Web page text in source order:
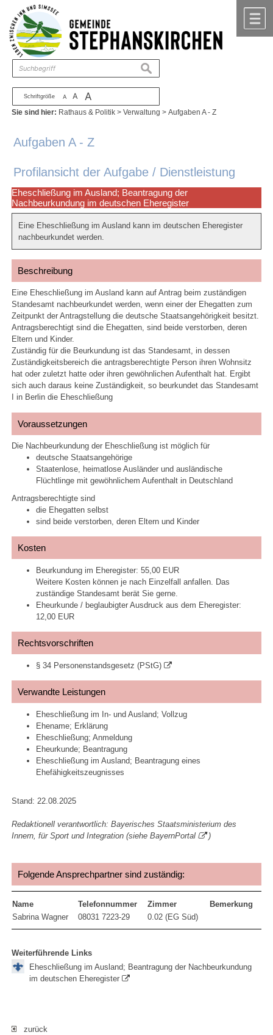
Zum Inhalt ,zur Navigation
Schriftgröße A A A
suchen
Sie sind hier: Rathaus & Politik >Verwaltung >Aufgaben A - Z
Aufgaben A - Z
Profilansicht der Aufgabe / Dienstleistung
Eheschließung im Ausland; Beantragung der
Nachbeurkundung im deutschen Eheregister
Eine Eheschließung im Ausland kann im deutschen Eheregister
nachbeurkundet werden.
Beschreibung
Eine Eheschließung im Ausland kann auf Antrag beim zuständigen
Standesamt nachbeurkundet werden, wenn einer der Ehegatten zum
Zeitpunkt der Antragstellung die deutsche Staatsangehörigkeit besitzt.
Antragsberechtigt sind die Ehegatten, sind beide verstorben, deren
Eltern und Kinder.
Zuständig für die Beurkundung ist das Standesamt, in dessen
Zuständigkeitsbereich die antragsberechtigte Person ihren Wohnsitz
hat oder zuletzt hatte oder ihren gewöhnlichen Aufenthalt hat. Ergibt
sich auch daraus keine Zuständigkeit, so beurkundet das Standesamt
I in Berlin die Eheschließung
Voraussetzungen
Die Nachbeurkundung der Eheschließung ist möglich für
deutsche Staatsangehörige
Staatenlose, heimatlose Ausländer und ausländische
Flüchtlinge mit gewöhnlichem Aufenthalt in Deutschland
Antragsberechtigte sind
die Ehegatten selbst
sind beide verstorben, deren Eltern und Kinder
Kosten
Beurkundung im Eheregister: 55,00 EUR
Weitere Kosten können je nach Einzelfall anfallen. Das
zuständige Standesamt berät Sie gerne.
Eheurkunde / beglaubigter Ausdruck aus dem Eheregister:
12,00 EUR
Rechtsvorschriften
§ 34 Personenstandsgesetz (PStG)
Verwandte Leistungen
Eheschließung im In- und Ausland; Vollzug
Ehename; Erklärung
Eheschließung; Anmeldung
Eheurkunde; Beantragung
Eheschließung im Ausland; Beantragung eines
Ehefähigkeitszeugnisses
Stand: 22.08.2025
Redaktionell verantwortlich: Bayerisches Staatsministerium des
Innern, für Sport und Integration (sieheBayernPortal )
Folgende Ansprechpartner sind zuständig:
Name Telefonnummer Zimmer
Bemerkung
Sabrina Wagner
08031 7223-29 0.02 (EG Süd)
Weiterführende Links
Eheschließung im Ausland; Beantragung der Nachbeurkundung
im deutschen Eheregister
zurück